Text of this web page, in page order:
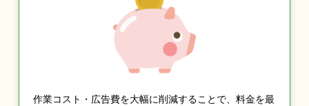
作業コスト・広告費を大幅に削減することで、料金を最